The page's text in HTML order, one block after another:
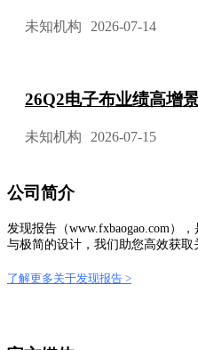
未知机构 2026-07-14
26Q2电子布业绩高增
未知机构 2026-07-15
公司简介
发现报告（www.fxbaogao.com）
与极简的设计，我们助您高效获取
了解更多关于发现报告 >